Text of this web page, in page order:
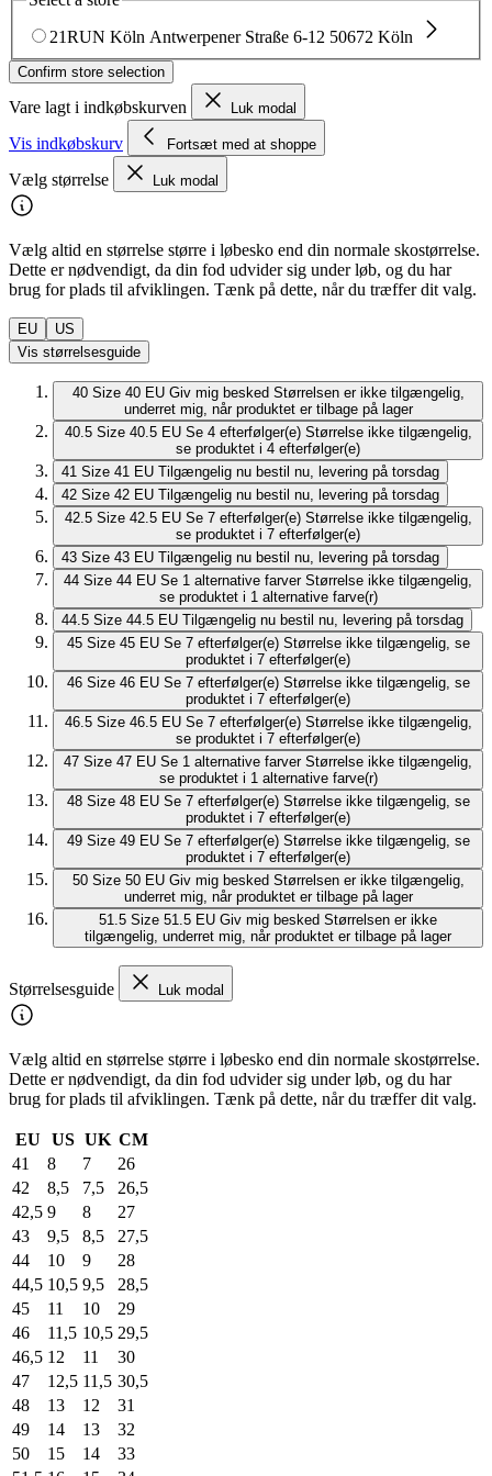
21RUN Köln Antwerpener Straße 6-12 50672 Köln
Confirm store selection
Vare lagt i indkøbskurven Luk modal
Vis indkøbskurv Fortsæt med at shoppe
Vælg størrelse Luk modal
Vælg altid en størrelse større i løbesko end din normale skostørrelse.
Dette er nødvendigt, da din fod udvider sig under løb, og du har
brug for plads til afviklingen. Tænk på dette, når du træffer dit valg.
EU
US
Vis størrelsesguide
40 Size 40 EU Giv mig besked Størrelsen er ikke tilgængelig,
underret mig, når produktet er tilbage på lager
40.5 Size 40.5 EU Se 4 efterfølger(e) Størrelse ikke tilgængelig,
se produktet i 4 efterfølger(e)
41 Size 41 EU Tilgængelig nu bestil nu, levering på torsdag
42 Size 42 EU Tilgængelig nu bestil nu, levering på torsdag
42.5 Size 42.5 EU Se 7 efterfølger(e) Størrelse ikke tilgængelig,
se produktet i 7 efterfølger(e)
43 Size 43 EU Tilgængelig nu bestil nu, levering på torsdag
44 Size 44 EU Se 1 alternative farver Størrelse ikke tilgængelig,
se produktet i 1 alternative farve(r)
44.5 Size 44.5 EU Tilgængelig nu bestil nu, levering på torsdag
45 Size 45 EU Se 7 efterfølger(e) Størrelse ikke tilgængelig, se
produktet i 7 efterfølger(e)
46 Size 46 EU Se 7 efterfølger(e) Størrelse ikke tilgængelig, se
produktet i 7 efterfølger(e)
46.5 Size 46.5 EU Se 7 efterfølger(e) Størrelse ikke tilgængelig,
se produktet i 7 efterfølger(e)
47 Size 47 EU Se 1 alternative farver Størrelse ikke tilgængelig,
se produktet i 1 alternative farve(r)
48 Size 48 EU Se 7 efterfølger(e) Størrelse ikke tilgængelig, se
produktet i 7 efterfølger(e)
49 Size 49 EU Se 7 efterfølger(e) Størrelse ikke tilgængelig, se
produktet i 7 efterfølger(e)
50 Size 50 EU Giv mig besked Størrelsen er ikke tilgængelig,
underret mig, når produktet er tilbage på lager
51.5 Size 51.5 EU Giv mig besked Størrelsen er ikke
tilgængelig, underret mig, når produktet er tilbage på lager
Størrelsesguide Luk modal
Vælg altid en størrelse større i løbesko end din normale skostørrelse.
Dette er nødvendigt, da din fod udvider sig under løb, og du har
brug for plads til afviklingen. Tænk på dette, når du træffer dit valg.
EU US UK CM
41
8 7
26
42
8,5 7,5
26,5
42,5 9 8
27
43
9,5 8,5
27,5
44
10 9
28
44,5 10,5 9,5
28,5
45
11 10
29
46
11,5 10,5 29,5
46,5 12 11
30
47
12,5 11,5 30,5
48
13 12
31
49
14 13
32
50
15 14
33